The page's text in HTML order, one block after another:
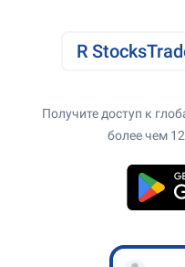
R
Получите доступ к
более чем